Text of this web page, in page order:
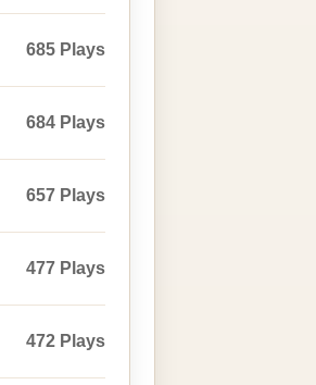
685 Plays
684 Plays
657 Plays
477 Plays
472 Plays